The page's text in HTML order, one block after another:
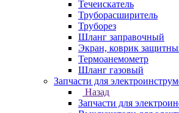
Течеискатель
Труборасширитель
Труборез
Шланг заправочный
Экран, коврик
Термоанемометр
Шланг газовый
Запчасти для
Назад
Запчасти для